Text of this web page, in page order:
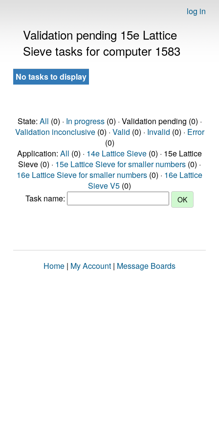
log in
Validation pending 15e Lattice
Sieve tasks for computer 1583
No tasks to display
State: All (0) · In progress(0) · Validation pending (0) ·
Validation inconclusive(0) · Valid (0) · Invalid (0) · Error
(0)
Application: All (0) · 14e Lattice Sieve (0) · 15e Lattice
Sieve (0) · 15e Lattice Sieve for smaller numbers (0) ·
16e Lattice Sieve for smaller numbers (0) · 16e Lattice
Sieve V5 (0)
Task name:
Home | My Account | Message Boards